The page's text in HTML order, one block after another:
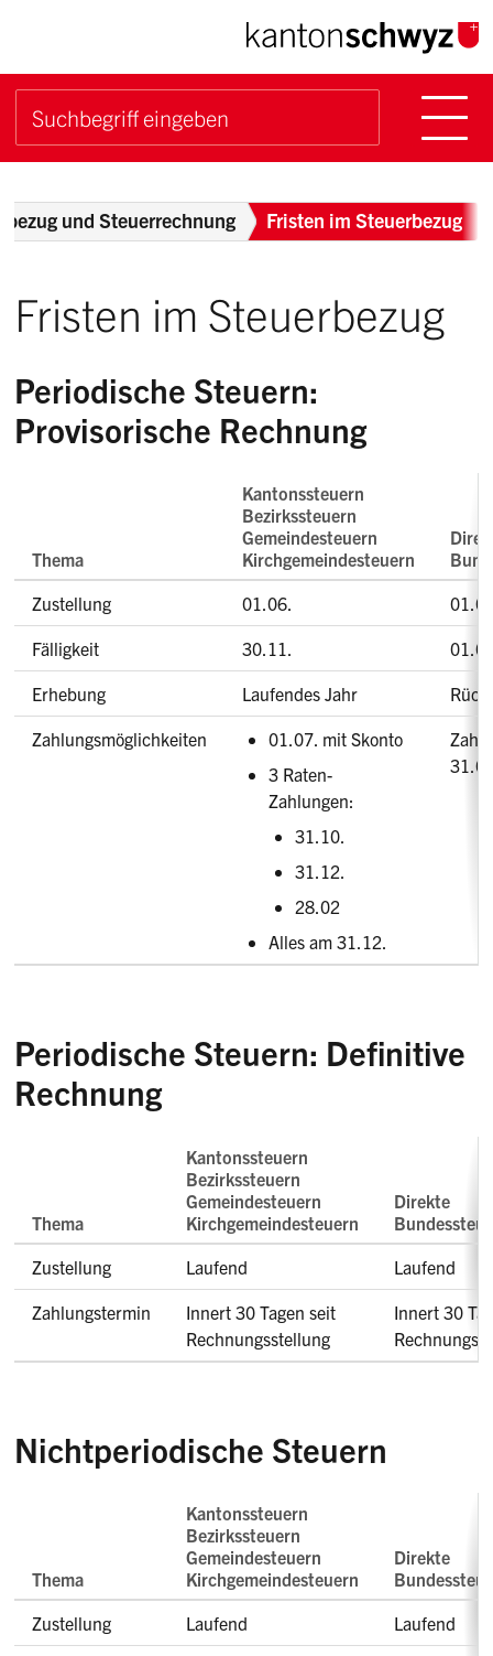
Navigieren im Kanton
Schnellnavigation
Suchbegriff
Breadcrumb
und Steuerrechnung Fristen im Steuerbezug
Fristen im Steuerbezug
Periodische Steuern:
Provisorische Rechnung
Thema
Kantonssteuern
Bezirkssteuern
Gemeindesteuern
Kirchgemeindesteuern
Zustellung
01.06.
Fälligkeit 30.11.
Erhebung Laufendes Jahr
Zahlungsmöglichkeiten
01.07. mit Skonto
3 Raten-
Zahlungen:
31.10.
31.12.
28.02
Alles am 31.12.
Periodische Steuern: Definitive
Rechnung
Thema
Kantonssteuern
Bezirkssteuern
Gemeindesteuern
Kirchgemeindesteuern
Direkte
Zustellung
Laufend Laufend
Zahlungstermin
Innert 30 Tagen seit
Rechnungsstellung
Innert 30
Nichtperiodische Steuern
Thema
Kantonssteuern
Bezirkssteuern
Gemeindesteuern
Kirchgemeindesteuern
Direkte
Zustellung
Laufend Laufend